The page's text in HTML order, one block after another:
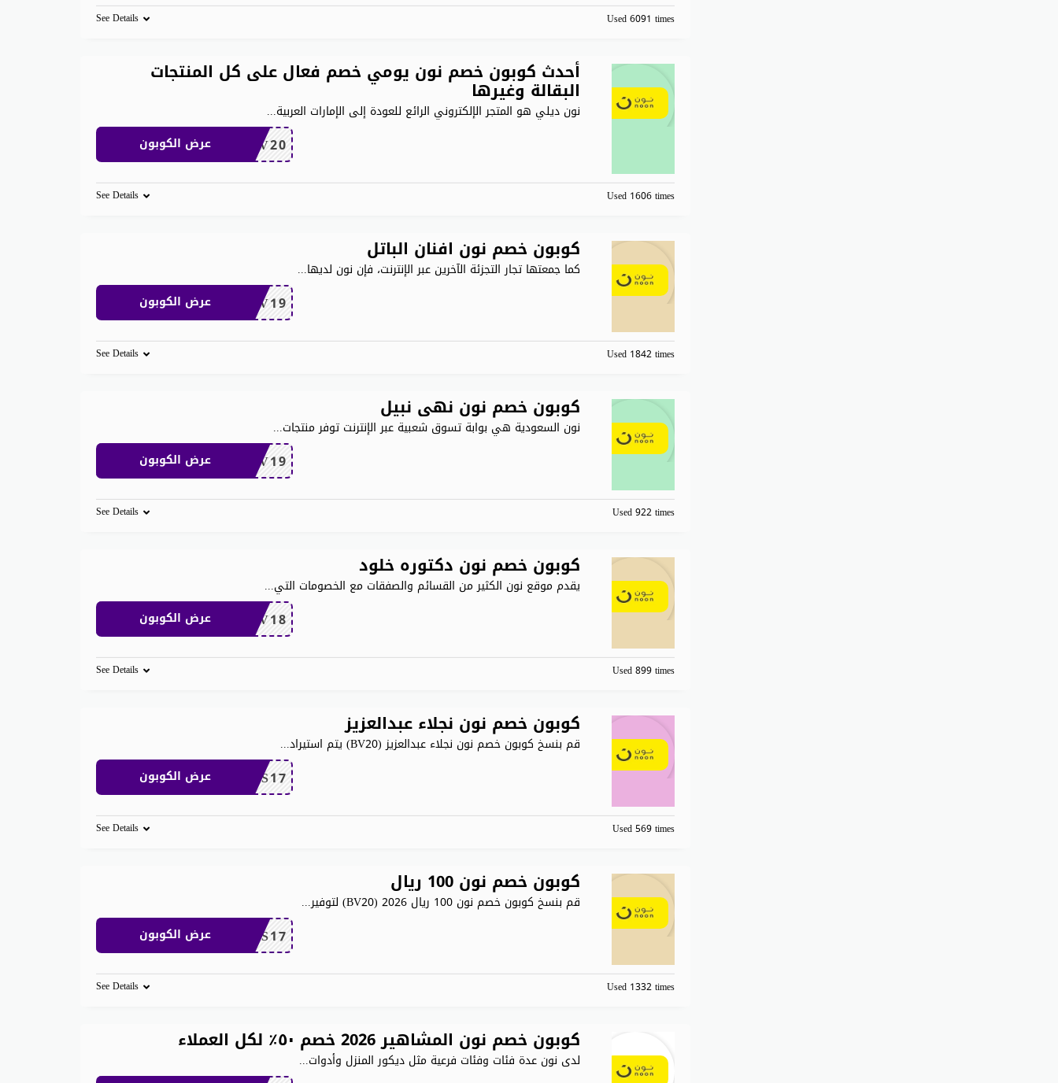
Used 6091 times
See Details
أحدث كوبون خصم نون يومي خصم فعال على كل المنتجات
البقالة وغيرها
نون ديلي هو المتجر الإلكتروني الرائع للعودة إلى الإمارات العربية...
BV20 عرض الكوبون
Used 1606 times
See Details
كوبون خصم نون افنان الباتل
كما جمعتها تجار التجزئة الآخرين عبر الإنترنت، فإن نون لديها...
BV19 عرض الكوبون
Used 1842 times
See Details
كوبون خصم نون نهى نبيل
نون السعودية هي بوابة تسوق شعبية عبر الإنترنت توفر منتجات...
BV19 عرض الكوبون
Used 922 times
See Details
كوبون خصم نون دكتوره خلود
يقدم موقع نون الكثير من القسائم والصفقات مع الخصومات التي...
BV18 عرض الكوبون
Used 899 times
See Details
كوبون خصم نون نجلاء عبدالعزيز
قم بنسخ كوبون خصم نون نجلاء عبدالعزيز (BV20) يتم استيراد ...
BSS17 عرض الكوبون
Used 569 times
See Details
كوبون خصم نون 100 ريال
قم بنسخ كوبون خصم نون 100 ريال 2026 (BV20) لتوفير ...
BSS17 عرض الكوبون
Used 1332 times
See Details
كوبون خصم نون المشاهير 2026 خصم ٥٠٪ لكل العملاء
لدى نون عدة فئات وفئات فرعية مثل ديكور المنزل وأدوات...